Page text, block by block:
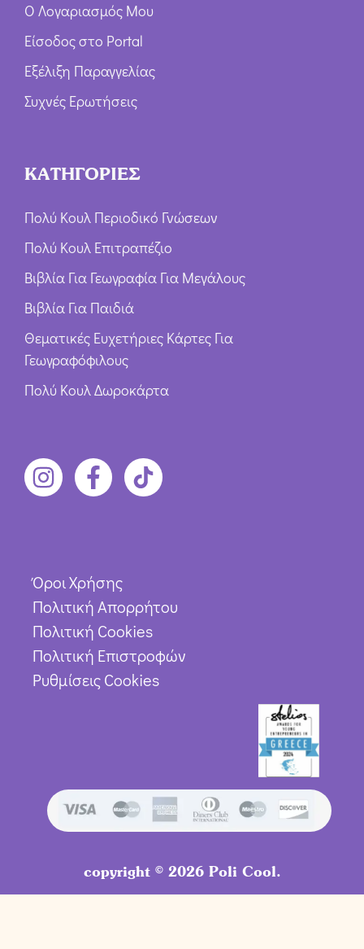
Ο Λογαριασμός Μου
Είσοδος στο Portal
Εξέλιξη Παραγγελίας
Συχνές Ερωτήσεις
ΚΑΤΗΓΟΡΙΕΣ
Πολύ Κουλ Περιοδικό Γνώσεων
Πολύ Κουλ Επιτραπέζιο
Βιβλία Για Γεωγραφία Για Μεγάλους
Βιβλία Για Παιδιά
Θεματικές Ευχετήριες Κάρτες Για
Γεωγραφόφιλους
Πολύ Κουλ Δωροκάρτα
Όροι Χρήσης
Πολιτική Απορρήτου
Πολιτική Cookies
Πολιτική Επιστροφών
Ρυθμίσεις Cookies
copyright © 2026 Poli Cool.